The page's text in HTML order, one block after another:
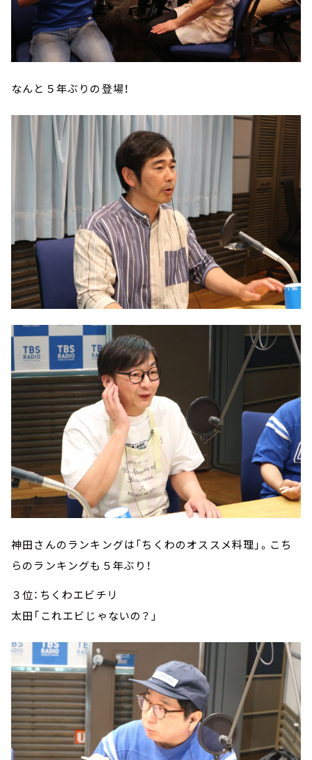
なんと５年ぶりの登場！
神田さんのランキングは「ちくわのオススメ料理」。こち
らのランキングも５年ぶり！
３位：ちくわエビチリ
太田「これエビじゃないの？」